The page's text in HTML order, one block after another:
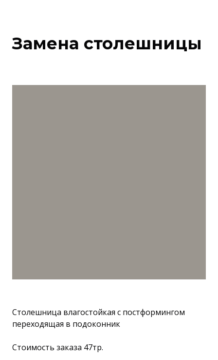
Замена столешницы
Столешница влагостойкая с постформингом
переходящая в подоконник
Стоимость заказа 47тр.